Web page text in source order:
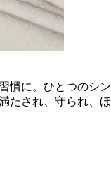
慣に。ひとつのシン
たされ、守られ、ほ